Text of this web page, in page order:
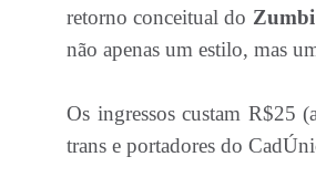
retorno conceitual do
não apenas um estilo, mas
Os ingressos custam R$25
trans e portadores do